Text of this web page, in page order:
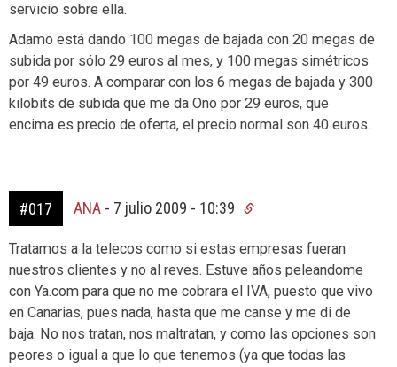
servicio sobre ella.
Adamo está dando 100 megas de bajada con 20 megas de
subida por sólo 29 euros al mes, y 100 megas simétricos
por 49 euros. A comparar con los 6 megas de bajada y 300
kilobits de subida que me da Ono por 29 euros, que
encima es precio de oferta, el precio normal son 40 euros.
#017 ANA - 7 julio 2009 - 10:39
Tratamos a la telecos como si estas empresas fueran
nuestros clientes y no al reves. Estuve años peleandome
con Ya.com para que no me cobrara el IVA, puesto que vivo
en Canarias, pues nada, hasta que me canse y me di de
baja. No nos tratan, nos maltratan, y como las opciones son
peores o igual a que lo que tenemos (ya que todas las